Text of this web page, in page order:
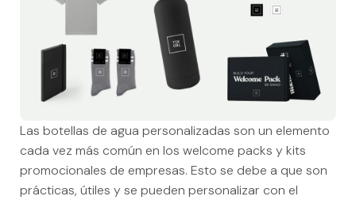
Las botellas de agua personalizadas son un elemento
cada vez más común en los welcome packs y kits
promocionales de empresas. Esto se debe a que son
prácticas, útiles y se pueden personalizar con el